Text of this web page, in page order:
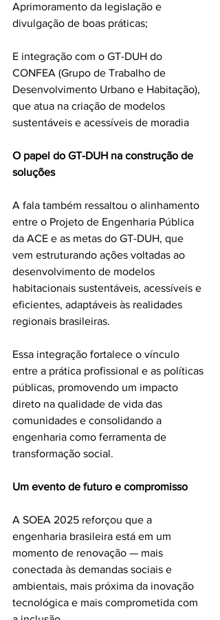
Aprimoramento da legislação e
divulgação de boas práticas;
E integração com o GT-DUH do
CONFEA (Grupo de Trabalho de
Desenvolvimento Urbano e Habitação),
que atua na criação de modelos
sustentáveis e acessíveis de moradia
O papel do GT-DUH na construção de
soluções
A fala também ressaltou o alinhamento
entre o Projeto de Engenharia Pública
da ACE e as metas do GT-DUH, que
vem estruturando ações voltadas ao
desenvolvimento de modelos
habitacionais sustentáveis, acessíveis e
eficientes, adaptáveis às realidades
regionais brasileiras.
Essa integração fortalece o vínculo
entre a prática profissional e as políticas
públicas, promovendo um impacto
direto na qualidade de vida das
comunidades e consolidando a
engenharia como ferramenta de
transformação social.
Um evento de futuro e compromisso
A SOEA 2025 reforçou que a
engenharia brasileira está em um
momento de renovação — mais
conectada às demandas sociais e
ambientais, mais próxima da inovação
tecnológica e mais comprometida com